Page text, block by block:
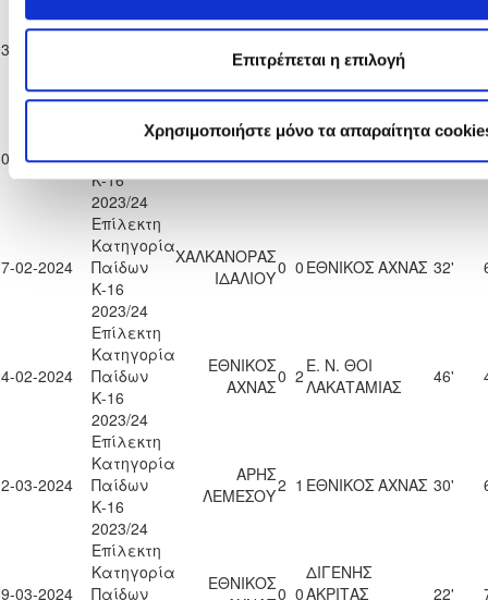
Επιτρέπεται η επιλογή
Χρησιμοποιήστε μόνο τα απαραίτητα
02-2024
Κατηγορία
2023/24
ΑΛΣ
ΟΜΟΝΟΙΑ 29
Μ
1 ΕΘΝΙΚΟΣ ΑΧΝΑΣ
02-2024
Κατηγορία
Παίδων
Κ-16
2023/24
ΕΘΝΙΚΟΣ
ΑΧΝΑΣ0 1ΚΕΡΥΝΕΙΑΣ
17'
02-2024
Επίλεκτη
Κατηγορία
Παίδων
Κ-16
2023/24
ΧΑΛΚΑΝΟΡΑΣ
ΙΔΑΛΙΟΥ0 0 ΕΘΝΙΚΟΣ ΑΧΝΑΣ 32'
02-2024
Επίλεκτη
Κατηγορία
Παίδων
Κ-16
2023/24
ΕΘΝΙΚΟΣ
ΑΧΝΑΣ0 2 Ε. Ν. ΘΟΙ
ΛΑΚΑΤΑΜΙΑΣ
46'
03-2024
Επίλεκτη
Κατηγορία
Παίδων
Κ-16
2023/24
ΑΡΗΣ
ΛΕΜΕΣΟΥ2 1 ΕΘΝΙΚΟΣ ΑΧΝΑΣ 30'
03-2024
Επίλεκτη
Κατηγορία
Παίδων
ΕΘΝΙΚΟΣ0 0
ΔΙΓΕΝΗΣ
ΑΚΡΙΤΑΣ
22'